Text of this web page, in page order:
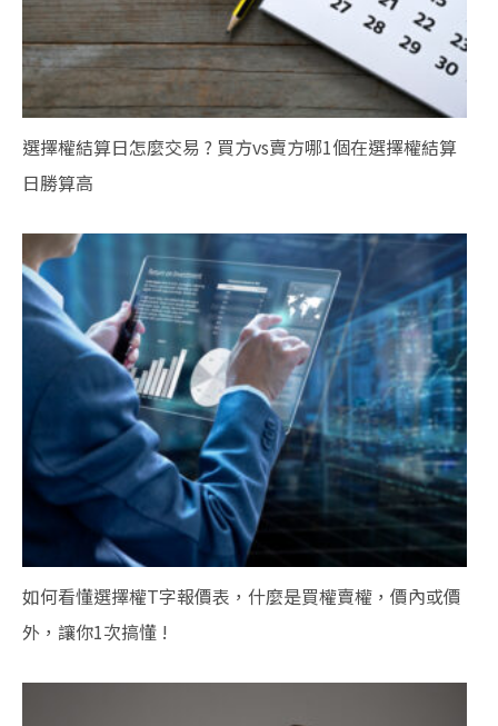
選擇權結算日怎麼交易 ? 買方vs賣方哪1個在選擇權結算
日勝算高
如何看懂選擇權T字報價表，什麼是買權賣權，價內或價
外，讓你1次搞懂 !